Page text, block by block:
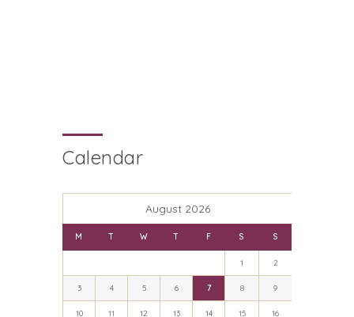
Calendar
August 2026
M T W T F S S
1 2
3 4 5 6 7 8 9
10 11 12 13 14 15 16